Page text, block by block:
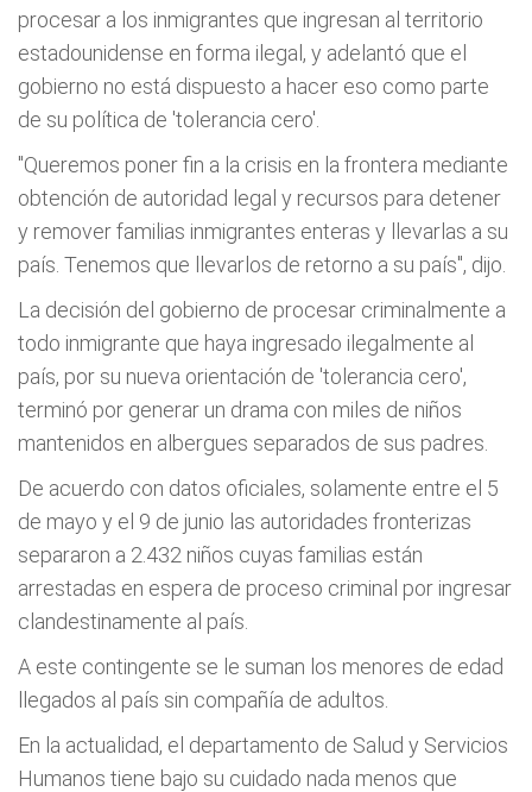
procesar a los inmigrantes que ingresan al territorio
estadounidense en forma ilegal, y adelantó que el
gobierno no está dispuesto a hacer eso como parte
de su política de 'tolerancia cero'.
"Queremos poner fin a la crisis en la frontera mediante
obtención de autoridad legal y recursos para detener
y remover familias inmigrantes enteras y llevarlas a su
país. Tenemos que llevarlos de retorno a su país", dijo.
La decisión del gobierno de procesar criminalmente a
todo inmigrante que haya ingresado ilegalmente al
país, por su nueva orientación de 'tolerancia cero',
terminó por generar un drama con miles de niños
mantenidos en albergues separados de sus padres.
De acuerdo con datos oficiales, solamente entre el 5
de mayo y el 9 de junio las autoridades fronterizas
separaron a 2.432 niños cuyas familias están
arrestadas en espera de proceso criminal por ingresar
clandestinamente al país.
A este contingente se le suman los menores de edad
llegados al país sin compañía de adultos.
En la actualidad, el departamento de Salud y Servicios
Humanos tiene bajo su cuidado nada menos que